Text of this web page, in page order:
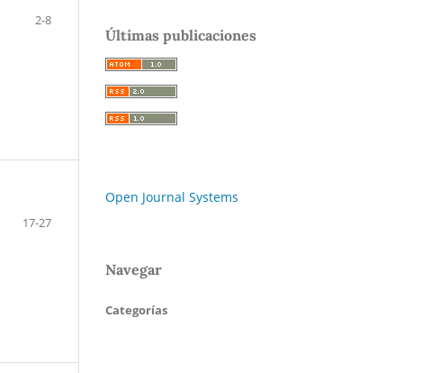
2-8
17-27
Últimas publicaciones
Open Journal Systems
Navegar
Categorías